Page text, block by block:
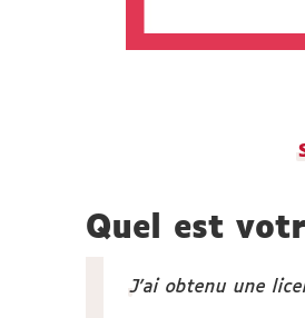
Quel est
J’ai obtenu une